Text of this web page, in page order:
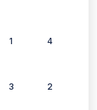
1 4
3 2